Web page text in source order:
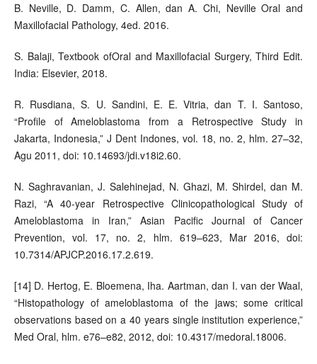
B. Neville, D. Damm, C. Allen, dan A. Chi, Neville Oral and
Maxillofacial Pathology, 4ed. 2016.
S. Balaji, Textbook ofOral and Maxillofacial Surgery, Third Edit.
India: Elsevier, 2018.
R. Rusdiana, S. U. Sandini, E. E. Vitria, dan T. I. Santoso,
“Profile of Ameloblastoma from a Retrospective Study in
Jakarta, Indonesia,” J Dent Indones, vol. 18, no. 2, hlm. 27–32,
Agu 2011, doi: 10.14693/jdi.v18i2.60.
N. Saghravanian, J. Salehinejad, N. Ghazi, M. Shirdel, dan M.
Razi, “A 40-year Retrospective Clinicopathological Study of
Ameloblastoma in Iran,” Asian Pacific Journal of Cancer
Prevention, vol. 17, no. 2, hlm. 619–623, Mar 2016, doi:
10.7314/APJCP.2016.17.2.619.
[14] D. Hertog, E. Bloemena, Iha. Aartman, dan I. van der Waal,
“Histopathology of ameloblastoma of the jaws; some critical
observations based on a 40 years single institution experience,”
Med Oral, hlm. e76–e82, 2012, doi: 10.4317/medoral.18006.